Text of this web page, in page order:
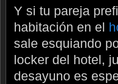
Y si tu pareja
habitación en el
sale esquiando
locker del hotel,
desayuno es